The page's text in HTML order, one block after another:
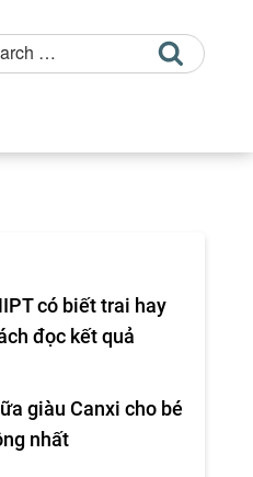
có biết trai hay
đọc kết quả
giàu Canxi cho bé
nhất